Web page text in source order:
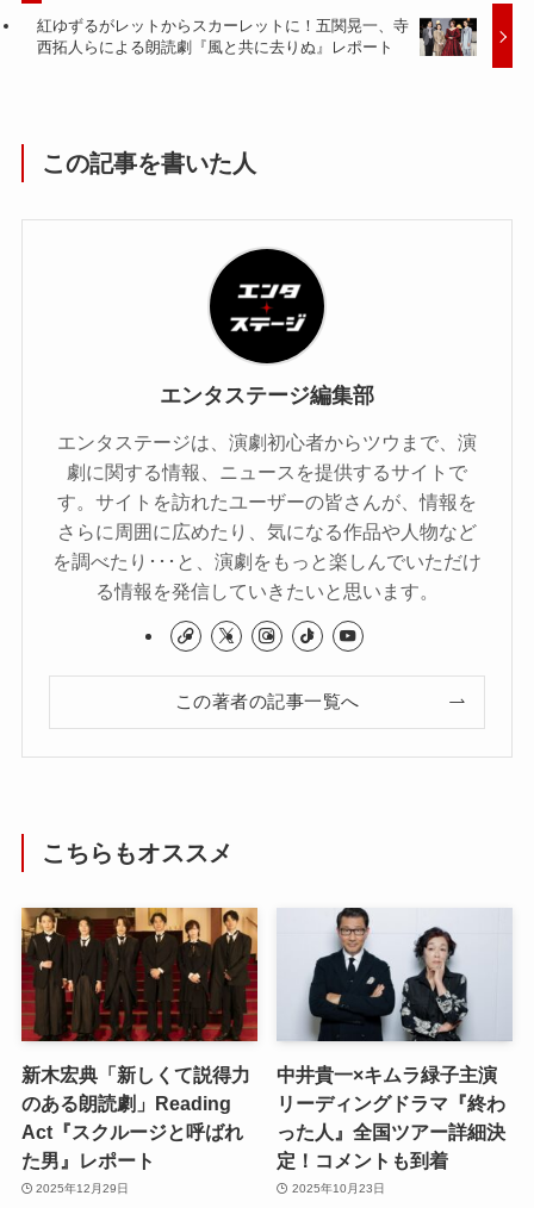
紅ゆずるがレットからスカーレットに！五関晃一、寺
西拓人らによる朗読劇『風と共に去りぬ』レポート
この記事を書いた人
エンタステージ編集部
エンタステージは、演劇初心者からツウまで、演
劇に関する情報、ニュースを提供するサイトで
す。サイトを訪れたユーザーの皆さんが、情報を
さらに周囲に広めたり、気になる作品や人物など
を調べたり･･･と、演劇をもっと楽しんでいただけ
る情報を発信していきたいと思います。
この著者の記事一覧へ
こちらもオススメ
新木宏典「新しくて説得力
のある朗読劇」Reading
Act『スクルージと呼ばれ
た男』レポート
2025年12月29日
中井貴一×キムラ緑子主演
リーディングドラマ『終わ
った人』全国ツアー詳細決
定！コメントも到着
2025年10月23日